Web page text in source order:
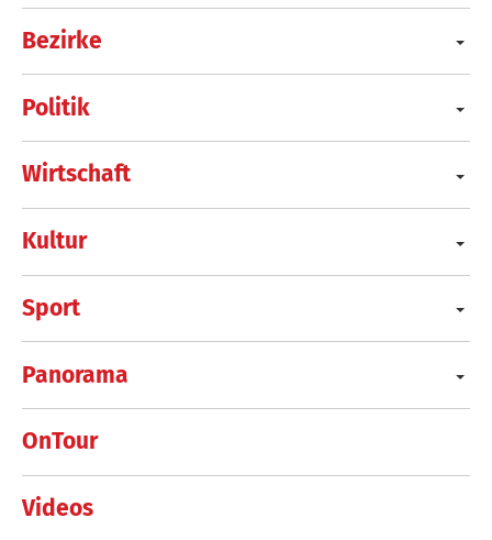
Bezirke
Politik
Wirtschaft
Kultur
Sport
Panorama
OnTour
Videos